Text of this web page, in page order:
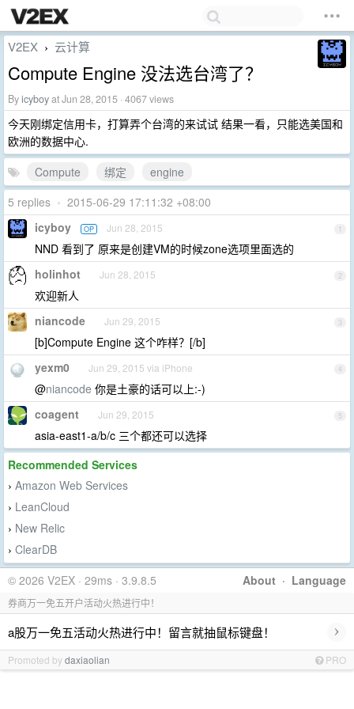
V2EX › 云计算
Compute Engine 没法选台湾了？
Byicyboyat Jun 28, 2015 · 4067 views
今天刚绑定信用卡，打算弄个台湾的来试试 结果一看，只能选美国和
欧洲的数据中心.
Compute
绑定
engine
5 replies • 2015-06-29 17:11:32 +08:00
1
icyboy OP Jun 28, 2015
NND 看到了 原来是创建VM的时候zone选项里面选的
2
holinhot Jun 28, 2015
欢迎新人
3
niancode Jun 29, 2015
[b]Compute Engine 这个咋样？[/b]
4
yexm0 Jun 29, 2015 via iPhone
@niancode 你是土豪的话可以上:-)
5
coagent Jun 29, 2015
asia-east1-a/b/c 三个都还可以选择
Recommended Services
› Amazon Web Services
› LeanCloud
› New Relic
› ClearDB
About · Language
© 2026 V2EX · 29ms · 3.9.8.5
券商万一免五开户活动火热进行中！
a股万一免五活动火热进行中！留言就抽鼠标键盘！ ›
Promoted bydaxiaolian PRO